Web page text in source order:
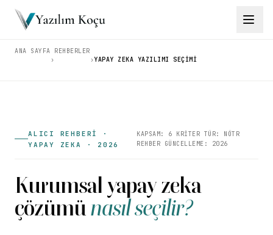
Çözümler
Eğitimler →
İçgörüler
ANA SAYFA
›
REHBERLER
›YAPAY ZEKA YAZILIMI SEÇIMI
ALICI REHBERİ ·
YAPAY ZEKA · 2026
KAPSAM: 6 KRİTER TÜR: NÖTR
REHBER GÜNCELLEME: 2026
Kurumsal yapay zeka
çözümü nasıl seçilir?